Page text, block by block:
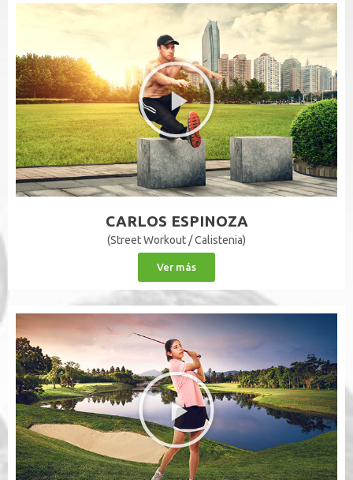
CARLOS ESPINOZA
(Street Workout / Calistenia)
Ver más